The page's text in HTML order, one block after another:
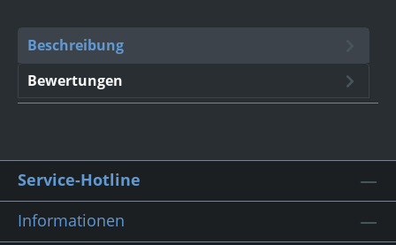
Beschreibung
Bewertungen
Service-Hotline
Informationen